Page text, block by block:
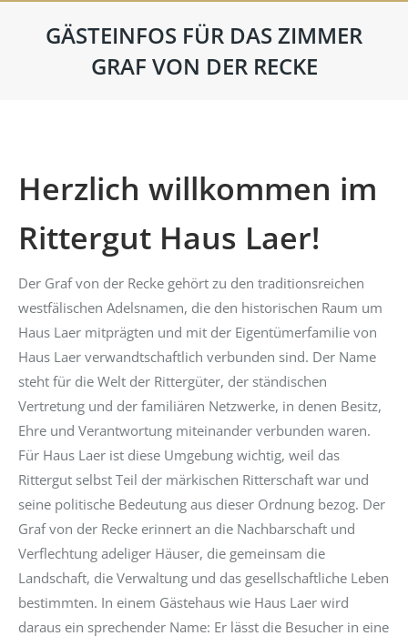
GÄSTEINFOS FÜR DAS ZIMMER
GRAF VON DER RECKE
Herzlich willkommen im
Rittergut Haus Laer!
Der Graf von der Recke gehört zu den traditionsreichen
westfälischen Adelsnamen, die den historischen Raum um
Haus Laer mitprägten und mit der Eigentümerfamilie von
Haus Laer verwandtschaftlich verbunden sind. Der Name
steht für die Welt der Rittergüter, der ständischen
Vertretung und der familiären Netzwerke, in denen Besitz,
Ehre und Verantwortung miteinander verbunden waren.
Für Haus Laer ist diese Umgebung wichtig, weil das
Rittergut selbst Teil der märkischen Ritterschaft war und
seine politische Bedeutung aus dieser Ordnung bezog. Der
Graf von der Recke erinnert an die Nachbarschaft und
Verflechtung adeliger Häuser, die gemeinsam die
Landschaft, die Verwaltung und das gesellschaftliche Leben
bestimmten. In einem Gästehaus wie Haus Laer wird
daraus ein sprechender Name: Er lässt die Besucher in eine